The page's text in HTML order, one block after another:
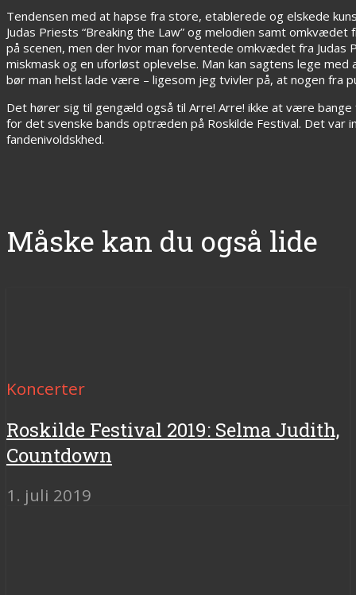
Tendensen med at hapse fra store, etablerede og elskede
Judas Priests “Breaking the Law” og melodien samt
på scenen, men der hvor man forventede omkvædet fra
miskmask og en uforløst oplevelse. Man kan sagtens lege
bør man helst lade være – ligesom jeg tvivler på, at nogen fra
Det hører sig til gengæld også til Arre! Arre! ikke at være
for det svenske bands optræden på Roskilde Festival. Det
fandenivoldskhed.
Måske kan du også lide
Koncerter
Roskilde Festival 2019: Selma Judith,
Countdown
1. juli 2019